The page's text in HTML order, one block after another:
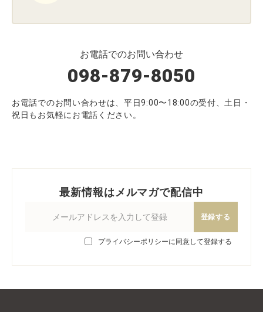
お電話でのお問い合わせ
098-879-8050
お電話でのお問い合わせは、平日9:00〜18:00の受付、土日・
祝日もお気軽にお電話ください。
最新情報はメルマガで配信中
登録する
プライバシーポリシーに同意して登録する